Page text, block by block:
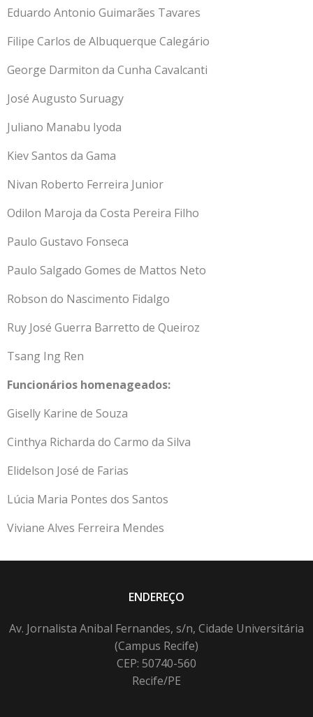
Eduardo Antonio Guimarães Tavares
Filipe Carlos de Albuquerque Calegário
George Darmiton da Cunha Cavalcanti
José Augusto Suruagy
Juliano Manabu Iyoda
Kiev Santos da Gama
Nivan Roberto Ferreira Junior
Odilon Maroja da Costa Pereira Filho
Paulo Gustavo Fonseca
Paulo Salgado Gomes de Mattos Neto
Robson do Nascimento Fidalgo
Ruy José Guerra Barretto de Queiroz
Tsang Ing Ren
Funcionários homenageados:
Giselly Karine de Souza
Cinthya Richarda do Carmo da Silva
Elidelson José de Farias
Lúcia Maria Pontes dos Santos
Viviane Alves Ferreira Mendes
ENDEREÇO
Av. Jornalista Anibal Fernandes, s/n, Cidade Universitária
(Campus Recife)
CEP: 50740-560
Recife/PE